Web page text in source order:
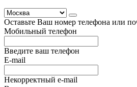
Оставьте Ваш номер телефона или
Мобильный телефон
Введите ваш телефон
E-mail
Некорректный e-mail